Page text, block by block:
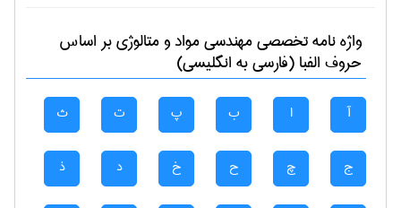
واژه نامه تخصصیمهندسی مواد و متالوژیبر اساس
حروف الفبا (فارسی به انگلیسی)
آ ا ب پ ت ث
ج چ ح خ د ذ